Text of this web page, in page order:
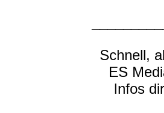
Schnell,
ES
Infos